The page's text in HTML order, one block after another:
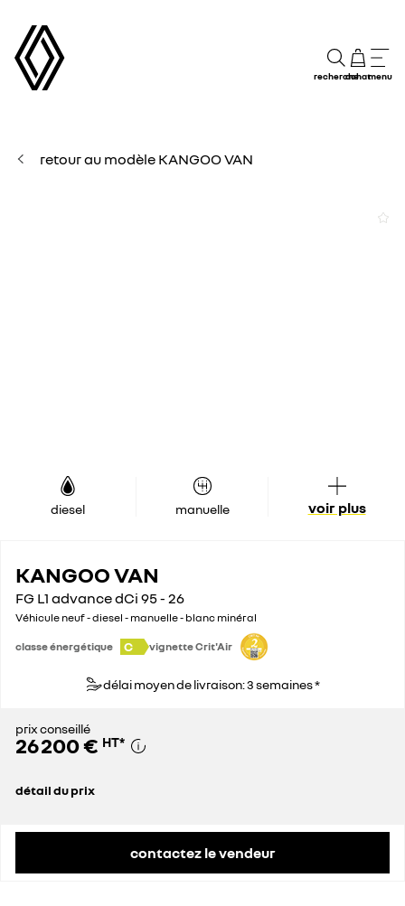
rechercheachatmenu
retour au modèle KANGOO VAN
diesel manuelle voir plus
KANGOO VAN
FG L1 advance dCi 95 - 26
Véhicule neuf - diesel - manuelle - blanc minéral
classe énergétique C vignette Crit'Air
délai moyen de livraison: 3 semaines *
prix conseillé
26 200 € HT*
détail du prix
contactez le vendeur